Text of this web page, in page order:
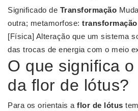
Significado de Transformação
outra; metamorfose: transformação
[Física] Alteração que um sistema
das trocas de energia com o meio
O que significa
da flor de lótus?
Para os orientais a flor de lótus